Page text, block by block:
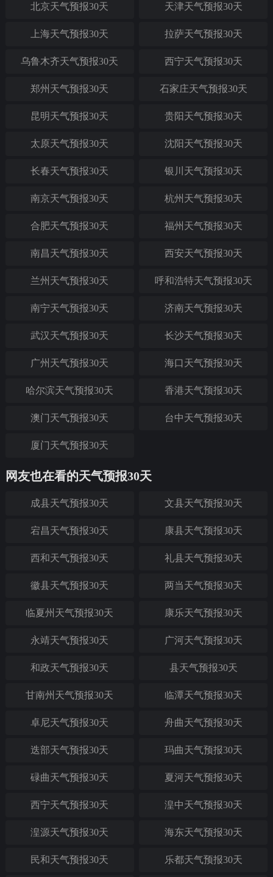
北京天气预报30天 天津天气预报30天
上海天气预报30天 拉萨天气预报30天
乌鲁木齐天气预报30天 西宁天气预报30天
郑州天气预报30天 石家庄天气预报30天
昆明天气预报30天 贵阳天气预报30天
太原天气预报30天 沈阳天气预报30天
长春天气预报30天 银川天气预报30天
南京天气预报30天 杭州天气预报30天
合肥天气预报30天 福州天气预报30天
南昌天气预报30天 西安天气预报30天
兰州天气预报30天 呼和浩特天气预报30天
南宁天气预报30天 济南天气预报30天
武汉天气预报30天 长沙天气预报30天
广州天气预报30天 海口天气预报30天
哈尔滨天气预报30天 香港天气预报30天
澳门天气预报30天 台中天气预报30天
厦门天气预报30天
网友也在看的天气预报30天
成县天气预报30天 文县天气预报30天
宕昌天气预报30天 康县天气预报30天
西和天气预报30天 礼县天气预报30天
徽县天气预报30天 两当天气预报30天
临夏州天气预报30天 康乐天气预报30天
永靖天气预报30天 广河天气预报30天
和政天气预报30天 县天气预报30天
甘南州天气预报30天 临潭天气预报30天
卓尼天气预报30天 舟曲天气预报30天
迭部天气预报30天 玛曲天气预报30天
碌曲天气预报30天 夏河天气预报30天
西宁天气预报30天 湟中天气预报30天
湟源天气预报30天 海东天气预报30天
民和天气预报30天 乐都天气预报30天